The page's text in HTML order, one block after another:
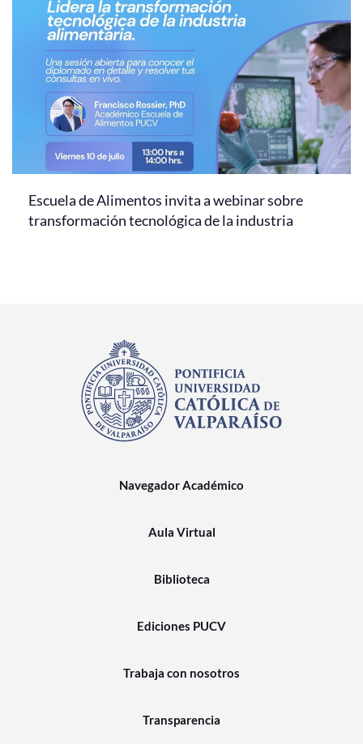
Escuela de Alimentos invita a webinar sobre
transformación tecnológica de la industria
Navegador Académico
Aula Virtual
Biblioteca
Ediciones PUCV
Trabaja con nosotros
Transparencia